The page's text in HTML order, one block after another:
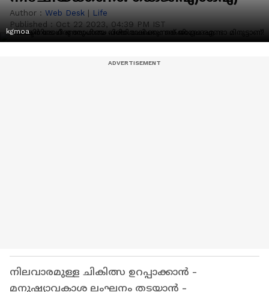
Author : Web Desk | Life
Published : Oct 22 2023, 04:39 PM IST
kgmoa
നിലവാരമുള്ള ചികിത്സ ഉറപ്പാക്കാൻ -
മനുഷ്യാവകാശ ലംഘനം തടയാൻ -